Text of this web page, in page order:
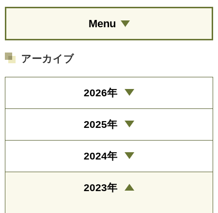
Menu
アーカイブ
2026年
2025年
2024年
2023年